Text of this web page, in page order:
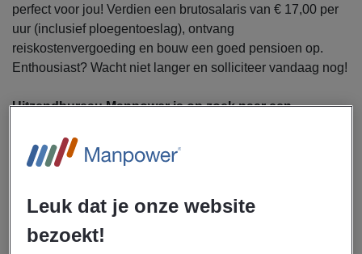
perfect voor jou! Verdien een brutosalaris van € 17,00 per
uur (inclusief ploegentoeslag), ontvang
reiskostenvergoeding en bouw een goed pensioen op.
Enthousiast? Wacht niet langer en solliciteer vandaag nog!
Uitzendbureau Manpower is op zoek naar een
opdrachtgever in Eindhoven.
Je bent namelijk verantwoordelijk voor alle fysieke en
Waar moet je dan aan denken? Bijvoorbeeld aan het
Leuk dat je onze website
bezoekt!